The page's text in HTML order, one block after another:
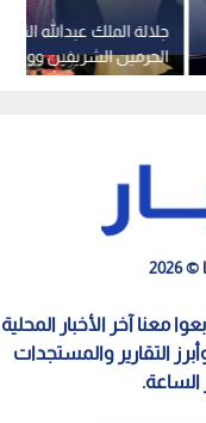
جلالة الملك عبدالله
الحرمين الشريفين وولي
سقوط مروحية "أرامكو"
معنا آخر الأخبار المحلية
التقارير والمستجدات
الساعة.